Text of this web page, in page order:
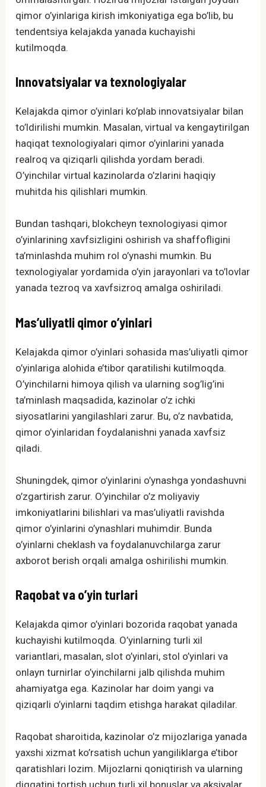
qimor o’yinlariga kirish imkoniyatiga ega bo’lib, bu
tendentsiya kelajakda yanada kuchayishi
kutilmoqda.
Innovatsiyalar va texnologiyalar
Kelajakda qimor o’yinlari ko’plab innovatsiyalar bilan
to’ldirilishi mumkin. Masalan, virtual va kengaytirilgan
haqiqat texnologiyalari qimor o’yinlarini yanada
realroq va qiziqarli qilishda yordam beradi.
O’yinchilar virtual kazinolarda o’zlarini haqiqiy
muhitda his qilishlari mumkin.
Bundan tashqari, blokcheyn texnologiyasi qimor
o’yinlarining xavfsizligini oshirish va shaffofligini
ta’minlashda muhim rol o’ynashi mumkin. Bu
texnologiyalar yordamida o’yin jarayonlari va to’lovlar
yanada tezroq va xavfsizroq amalga oshiriladi.
Mas’uliyatli qimor o’yinlari
Kelajakda qimor o’yinlari sohasida mas’uliyatli qimor
o’yinlariga alohida e’tibor qaratilishi kutilmoqda.
O’yinchilarni himoya qilish va ularning sog’lig’ini
ta’minlash maqsadida, kazinolar o’z ichki
siyosatlarini yangilashlari zarur. Bu, o’z navbatida,
qimor o’yinlaridan foydalanishni yanada xavfsiz
qiladi.
Shuningdek, qimor o’yinlarini o’ynashga yondashuvni
o’zgartirish zarur. O’yinchilar o’z moliyaviy
imkoniyatlarini bilishlari va mas’uliyatli ravishda
qimor o’yinlarini o’ynashlari muhimdir. Bunda
o’yinlarni cheklash va foydalanuvchilarga zarur
axborot berish orqali amalga oshirilishi mumkin.
Raqobat va o’yin turlari
Kelajakda qimor o’yinlari bozorida raqobat yanada
kuchayishi kutilmoqda. O’yinlarning turli xil
variantlari, masalan, slot o’yinlari, stol o’yinlari va
onlayn turnirlar o’yinchilarni jalb qilishda muhim
ahamiyatga ega. Kazinolar har doim yangi va
qiziqarli o’yinlarni taqdim etishga harakat qiladilar.
Raqobat sharoitida, kazinolar o’z mijozlariga yanada
yaxshi xizmat ko’rsatish uchun yangiliklarga e’tibor
qaratishlari lozim. Mijozlarni qoniqtirish va ularning